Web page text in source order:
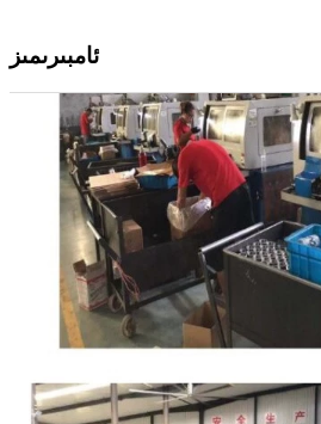
ئامبىرىمىز